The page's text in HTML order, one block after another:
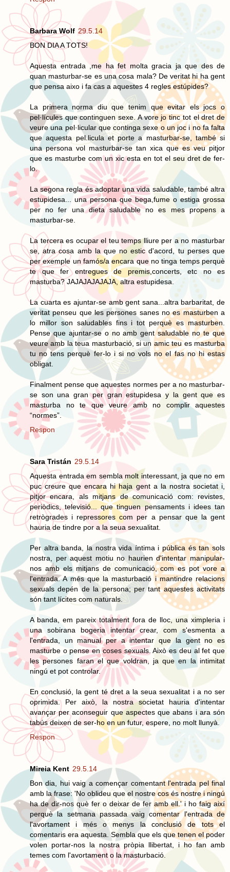
Barbara Wolf 29.5.14
BON DIA A TOTS!
Aquesta entrada ,me ha fet molta gracia ja que des de
quan masturbar-se es una cosa mala? De veritat hi ha gent
que pensa aixo i fa cas a aquestes 4 regles estúpides?
La primera norma diu que tenim que evitar els jocs o
pel·lícules que continguen sexe. A vore jo tinc tot el dret de
veure una pel·licular que continga sexe o un joc i no fa falta
que aquesta pel.licula et porte a masturbar-se, també si
una persona vol masturbar-se tan xica que es veu pitjor
que es masturbe com un xic esta en tot el seu dret de fer-
lo.
La segona regla és adoptar una vida saludable, també altra
estupidesa... una persona que bega,fume o estiga grossa
per no fer una dieta saludable no es mes propens a
masturbar-se.
La tercera es ocupar el teu temps lliure per a no masturbar
se, atra cosa amb la que no estic d'acord, tu perses que
per exemple un famós/a encara que no tinga temps perquè
te que fer entregues de premis,concerts, etc no es
masturba? JAJAJAJAJAJA, altra estupidesa.
La cuarta es ajuntar-se amb gent sana...altra barbaritat, de
veritat penseu que les persones sanes no es masturben a
lo millor son saludables fins i tot perquè es masturben.
Pense que ajuntar-se o no amb gent saludable no te que
veure amb la teua masturbació, si un amic teu es masturba
tu no tens perquè fer-lo i si no vols no el fas no hi estas
obligat.
Finalment pense que aquestes normes per a no masturbar-
se son una gran per gran estupidesa y la gent que es
masturba no te que veure amb no complir aquestes
“normes”.
Respon
Sara Tristán 29.5.14
Aquesta entrada em sembla molt interessant, ja que no em
puc creure que encara hi haja gent a la nostra societat i,
pitjor encara, als mitjans de comunicació com: revistes,
periòdics, televisió... que tinguen pensaments i idees tan
retrògrades i repressores com per a pensar que la gent
hauria de tindre por a la seua sexualitat.
Per altra banda, la nostra vida íntima i pública és tan sols
nostra, per aquest motiu no haurien d'intentar manipular-
nos amb els mitjans de comunicació, com es pot vore a
l'entrada. A més que la masturbació i mantindre relacions
sexuals depén de la persona; per tant aquestes activitats
són tant lícites com naturals.
A banda, em pareix totalment fora de lloc, una ximpleria i
una sobirana bogeria intentar crear, com s'esmenta a
l'entrada, un manual per a intentar que la gent no es
masturbe o pense en coses sexuals. Això es deu al fet que
les persones faran el que voldran, ja que en la intimitat
ningú et pot controlar.
En conclusió, la gent té dret a la seua sexualitat i a no ser
oprimida. Per això, la nostra societat hauria d'intentar
avançar per aconseguir que aspectes que abans i ara són
tabús deixen de ser-ho en un futur, espere, no molt llunyà.
Respon
Mireia Kent 29.5.14
Bon dia, hui vaig a començar comentant l'entrada pel final
amb la frase: 'No oblideu que el nostre cos és nostre i ningú
ha de dir-nos què fer o deixar de fer amb ell.' i ho faig així
perquè la setmana passada vaig comentar l'entrada de
l'avortament i més o menys la conclusió de tots el
comentaris era aquesta. Sembla que els que tenen el poder
volen portar-nos la nostra pròpia llibertat, i ho fan amb
temes com l'avortament o la masturbació.